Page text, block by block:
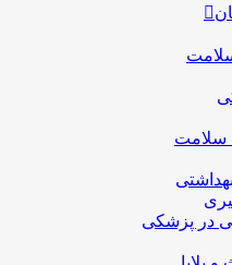
سلامت
سلامت
در پزشکی